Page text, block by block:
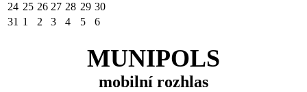
24 25 26 27 28 29 30
31 1 2 3 4 5 6
MUNIPOLS
mobilní rozhlas